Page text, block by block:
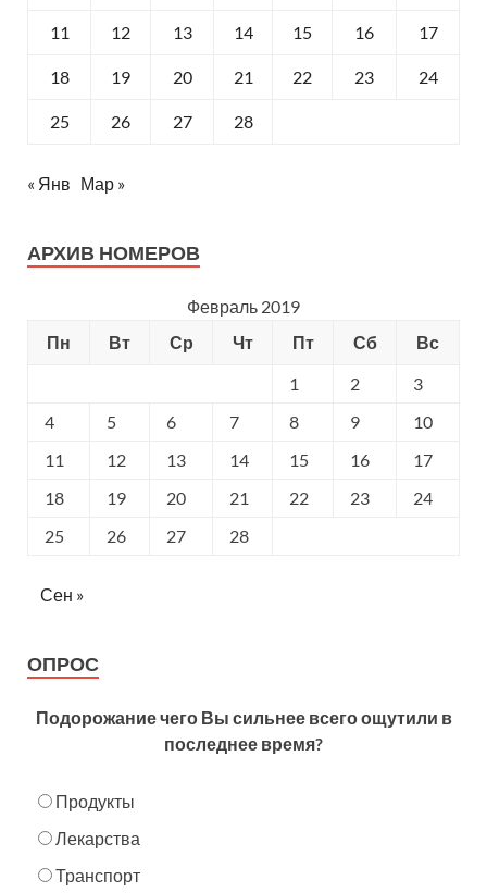
11 12 13 14 15 16 17
18 19 20 21 22 23 24
25 26 27 28
« Янв Мар »
АРХИВ НОМЕРОВ
Февраль 2019
Пн
Вт Ср Чт Пт Сб
Вс
1
2
3
4
5 6 7 8 9
10
11
12 13 14 15 16
17
18
19 20 21 22 23
24
25
26 27 28
Сен »
ОПРОС
Подорожание чего Вы сильнее всего ощутили в
последнее время?
Продукты
Лекарства
Транспорт